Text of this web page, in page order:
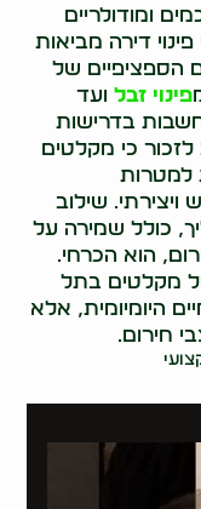
ומודולריים
דירה מביאות
הספציפיים של
פינוי זבל ועד
בדרישות
כי מקלטים
למטרות
ויצירתי. שילוב
כולל שמירה על
הוא הכרחי.
של מקלטים בתל
היומיומית, אלא
חירום.